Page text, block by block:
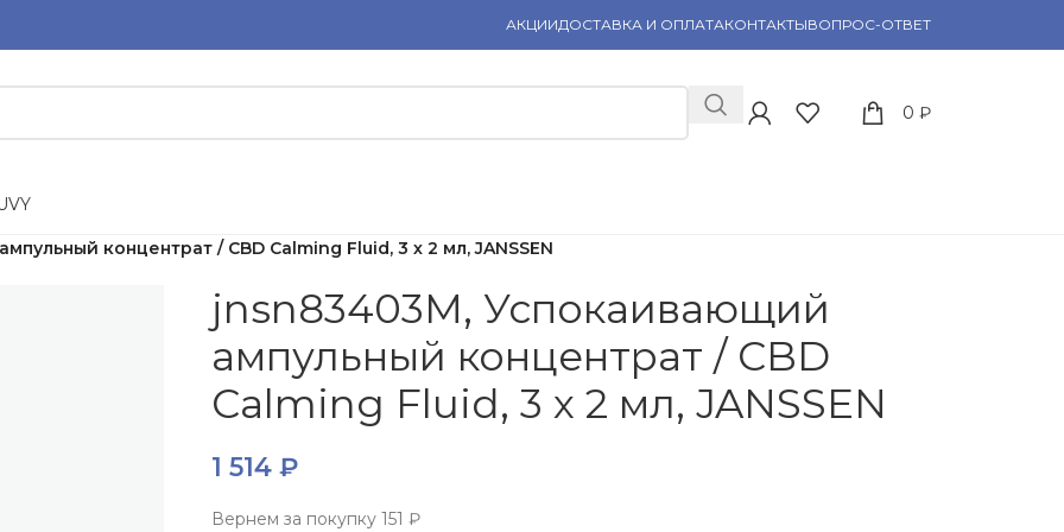
АКЦИИДОСТАВКА И ОПЛАТАКОНТАКТЫВОПРОС-ОТВЕТ
0 ₽
VY
концентрат / CBD Calming Fluid, 3 х 2 мл, JANSSEN
jnsn83403M, Успокаивающий
ампульный концентрат / CBD
Calming Fluid, 3 х 2 мл, JANSSEN
1 514 ₽
Вернем за покупку151 ₽